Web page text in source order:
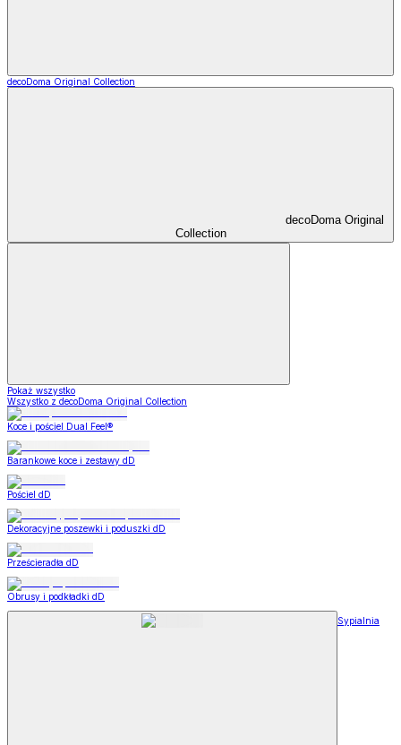
decoDoma Original Collection
decoDoma Original
Collection
Pokaż wszystko
Wszystko z decoDoma Original Collection
Koce i pościel Dual Feel®
Barankowe koce i zestawy dD
Pościel dD
Dekoracyjne poszewki i poduszki dD
Prześcieradła dD
Obrusy i podkładki dD
Sypialnia